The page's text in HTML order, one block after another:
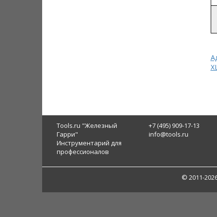
Tools.ru "Железный
Гарри"
Инструментарий для
профессионалов
+7 (495) 909-17-13
info@tools.ru
© 2011-